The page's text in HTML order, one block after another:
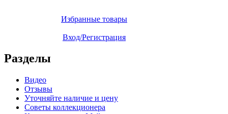
Избранные товары
Вход/Регистрация
Разделы
Видео
Отзывы
Уточняйте наличие и цену
Советы коллекционера